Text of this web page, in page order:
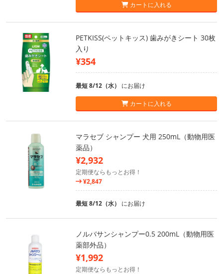
カートに入れる
PETKISS(ペットキッス) 歯みがきシート 30枚
入り
¥354
最短 8/12（水） にお届け
カートに入れる
マラセブ シャンプー 犬用 250mL（動物用医
薬品）
¥2,932
定期便ならもっとお得！
¥2,847
最短 8/12（水） にお届け
ノルバサンシャンプー0.5 200mL（動物用医
薬部外品）
¥1,992
定期便ならもっとお得！